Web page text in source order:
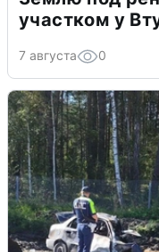
участком у
7 августа 0